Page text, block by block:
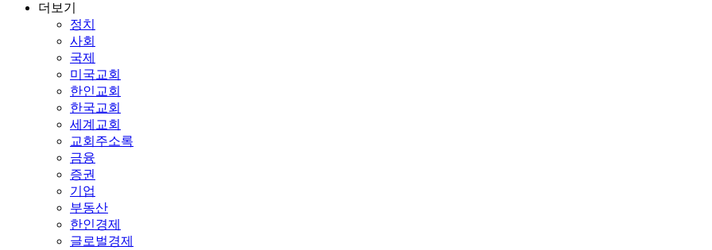
더보기
정치
사회
국제
미국교회
한인교회
한국교회
세계교회
교회주소록
금융
증권
기업
부동산
한인경제
글로벌경제